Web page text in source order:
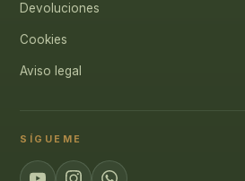
Devoluciones
Cookies
Aviso legal
SÍGUEME